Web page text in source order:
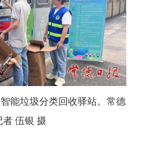
能垃圾分类回收驿站。常德
者 伍银 摄